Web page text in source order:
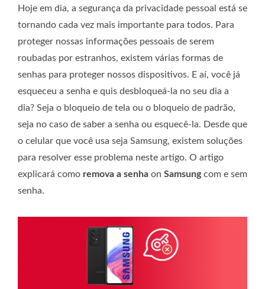
Hoje em dia, a segurança da privacidade pessoal está se
tornando cada vez mais importante para todos. Para
proteger nossas informações pessoais de serem
roubadas por estranhos, existem várias formas de
senhas para proteger nossos dispositivos. E aí, você já
esqueceu a senha e quis desbloqueá-la no seu dia a
dia? Seja o bloqueio de tela ou o bloqueio de padrão,
seja no caso de saber a senha ou esquecê-la. Desde que
o celular que você usa seja Samsung, existem soluções
para resolver esse problema neste artigo. O artigo
explicará como remova a senha on Samsungcom e sem
senha.